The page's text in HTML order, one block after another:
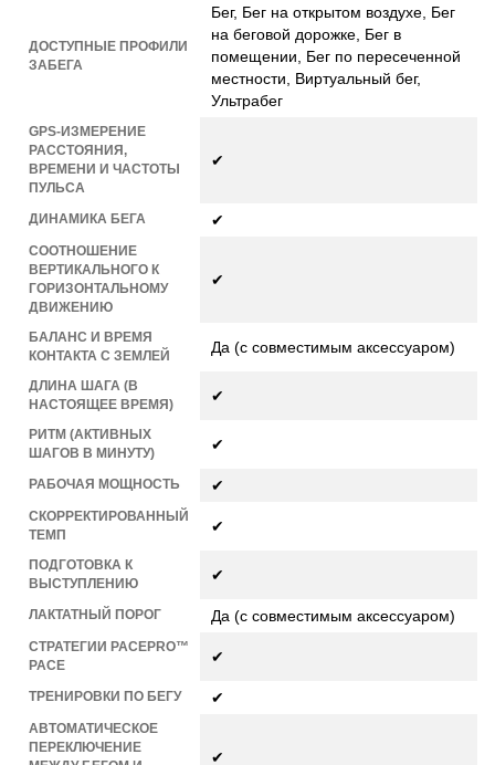
ДОСТУПНЫЕ ПРОФИЛИ
ЗАБЕГА
Бег, Бег на открытом воздухе, Бег
на беговой дорожке, Бег в
помещении, Бег по пересеченной
местности, Виртуальный бег,
Ультрабег
GPS-ИЗМЕРЕНИЕ
РАССТОЯНИЯ,
ВРЕМЕНИ И ЧАСТОТЫ
ПУЛЬСА
✔
ДИНАМИКА БЕГА ✔
СООТНОШЕНИЕ
ВЕРТИКАЛЬНОГО К
ГОРИЗОНТАЛЬНОМУ
ДВИЖЕНИЮ
✔
БАЛАНС И ВРЕМЯ
КОНТАКТА С ЗЕМЛЕЙ
Да (с совместимым аксессуаром)
ДЛИНА ШАГА (В
НАСТОЯЩЕЕ ВРЕМЯ)
✔
РИТМ (АКТИВНЫХ
ШАГОВ В МИНУТУ)
✔
РАБОЧАЯ МОЩНОСТЬ ✔
СКОРРЕКТИРОВАННЫЙ
ТЕМП
✔
ПОДГОТОВКА К
ВЫСТУПЛЕНИЮ
✔
ЛАКТАТНЫЙ ПОРОГ Да (с совместимым аксессуаром)
СТРАТЕГИИ PACEPRO™
PACE
✔
ТРЕНИРОВКИ ПО БЕГУ ✔
АВТОМАТИЧЕСКОЕ
ПЕРЕКЛЮЧЕНИЕ
✔